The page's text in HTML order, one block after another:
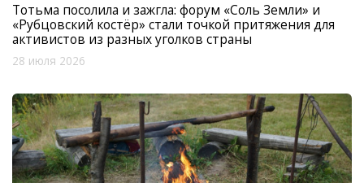
Тотьма посолила и зажгла: форум «Соль Земли» и
«Рубцовский костёр» стали точкой притяжения для
активистов из разных уголков страны
28 июля 2026